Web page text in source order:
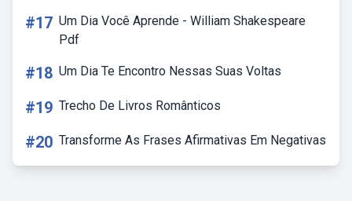
#17 Um Dia Você Aprende - William Shakespeare
Pdf
#18 Um Dia Te Encontro Nessas Suas Voltas
#19 Trecho De Livros Românticos
#20 Transforme As Frases Afirmativas Em Negativas